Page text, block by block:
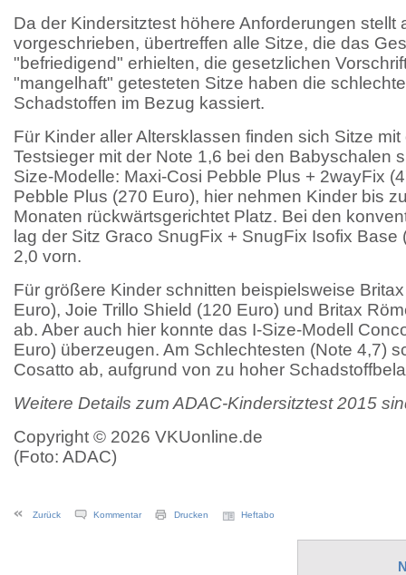
Da der Kindersitztest höhere Anforderungen stellt
vorgeschrieben, übertreffen alle Sitze, die das
"befriedigend" erhielten, die gesetzlichen
"mangelhaft" getesteten Sitze haben die
Schadstoffen im Bezug kassiert.
Für Kinder aller Altersklassen finden sich Sitze
Testsieger mit der Note 1,6 bei den Babyschalen
Size-Modelle: Maxi-Cosi Pebble Plus + 2wayFix
Pebble Plus (270 Euro), hier nehmen Kinder bis
Monaten rückwärtsgerichtet Platz. Bei den
lag der Sitz Graco SnugFix + SnugFix Isofix Base
2,0 vorn.
Für größere Kinder schnitten beispielsweise
Euro), Joie Trillo Shield (120 Euro) und Britax
ab. Aber auch hier konnte das I-Size-Modell
Euro) überzeugen. Am Schlechtesten (Note 4,7)
Cosatto ab, aufgrund von zu hoher
Weitere Details zum ADAC-Kindersitztest 2015
Copyright © 2026 VKUonline.de
(Foto: ADAC)
Zurück Kommentar Drucken Heftabo